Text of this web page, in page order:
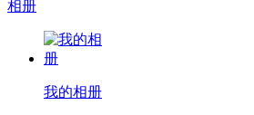
相册
我的相册